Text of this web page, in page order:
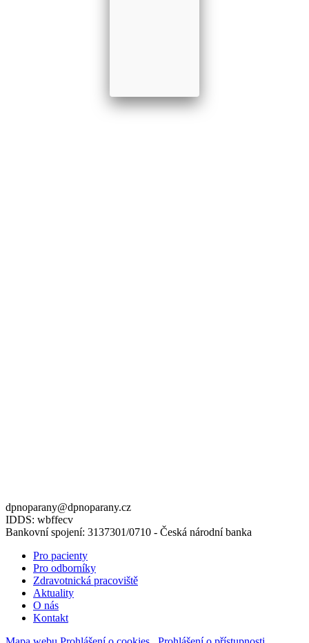
dpnoparany@dpnoparany.cz
IDDS: wbffecv
Bankovní spojení: 3137301/0710 - Česká národní banka
Pro pacienty
Pro odborníky
Zdravotnická pracoviště
Aktuality
O nás
Kontakt